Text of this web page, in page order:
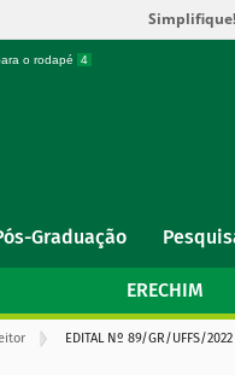
Simplifique!
o rodapé 4
Graduação
ERECHIM
EDITAL Nº 89/GR/UFFS/2022